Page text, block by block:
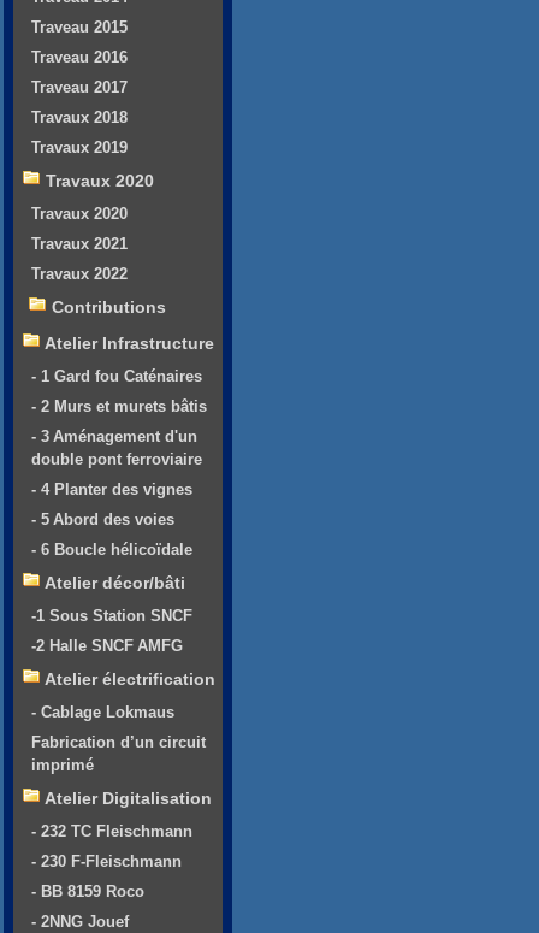
Traveau 2015
Traveau 2016
Traveau 2017
Travaux 2018
Travaux 2019
Travaux 2020
Travaux 2020
Travaux 2021
Travaux 2022
Contributions
Atelier Infrastructure
- 1 Gard fou Caténaires
- 2 Murs et murets bâtis
- 3 Aménagement d'un
double pont ferroviaire
- 4 Planter des vignes
- 5 Abord des voies
- 6 Boucle hélicoïdale
Atelier décor/bâti
-1 Sous Station SNCF
-2 Halle SNCF AMFG
Atelier électrification
- Cablage Lokmaus
Fabrication d’un circuit
imprimé
Atelier Digitalisation
- 232 TC Fleischmann
- 230 F-Fleischmann
- BB 8159 Roco
- 2NNG Jouef